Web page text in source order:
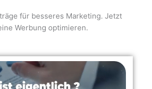
für besseres Marketing. Jetzt
Werbung optimieren.